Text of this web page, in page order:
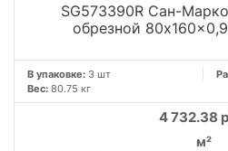
SG573390R Сан-
обрезной
В упаковке: 3 шт
Вес: 80.75 кг
4 732.38
м²